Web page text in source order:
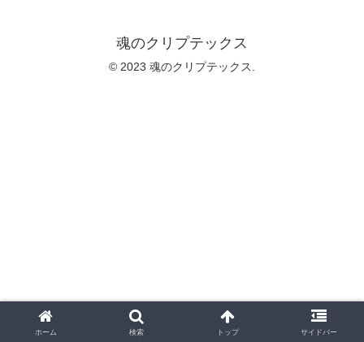
魂のクリプテックス
© 2023 魂のクリプテックス.
ホーム 検索 トップ サイドバー